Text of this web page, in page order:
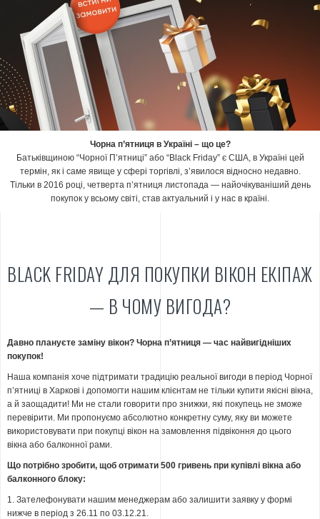
Чорна п’ятниця в Україні – що це?
Батьківщиною “Чорної П’ятниці” або “Black Friday” є США, в Україні цей
термін, як і саме явище у сфері торгівлі, з’явилося відносно недавно.
Тільки в 2016 році, четверта п’ятниця листопада — найочікуваніший день
покупок у всьому світі, став актуальний і у нас в країні.
BLACK FRIDAY ДЛЯ ПОКУПКИ ВІКОН ЕКІПАЖ
— В ЧОМУ ВИГОДА?
Давно плануєте заміну вікон? Чорна п’ятниця — час найвигідніших
покупок!
Наша компанія хоче підтримати традицію реальної вигоди в період Чорної
п’ятниці в Харкові і допомогти нашим клієнтам не тільки купити якісні вікна,
а й заощадити! Ми не стали говорити про знижки, які покупець не зможе
перевірити. Ми пропонуємо абсолютно конкретну суму, яку ви можете
використовувати при покупці вікон на замовлення підвіконня до цього
вікна або балконної рами.
Що потрібно зробити, щоб отримати 500 гривень при купівлі вікна або
балконного блоку:
1. Зателефонувати нашим менеджерам або залишити заявку у формі
нижче в період з 26.11 по 03.12.21.